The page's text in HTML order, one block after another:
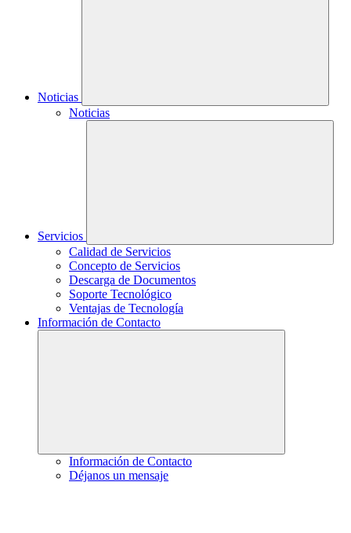
Noticias
Noticias
Servicios
Calidad de Servicios
Concepto de Servicios
Descarga de Documentos
Soporte Tecnológico
Ventajas de Tecnología
Información de Contacto
Información de Contacto
Déjanos un mensaje